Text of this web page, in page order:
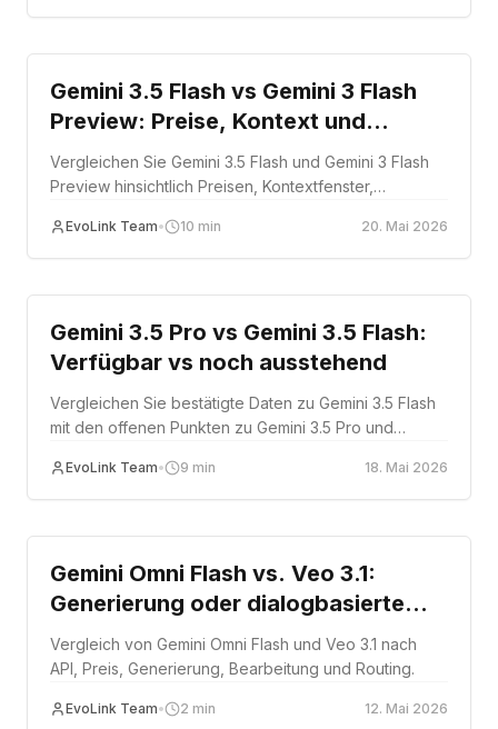
Comparison
Gemini 3.5 Flash vs Gemini 3 Flash
Preview: Preise, Kontext und
Migrationsanleitung
Vergleichen Sie Gemini 3.5 Flash und Gemini 3 Flash
Preview hinsichtlich Preisen, Kontextfenster,
Migrationszeitpunkt zu bestimmen.
EvoLink Team• 10 min 20. Mai 2026
Comparison
Gemini 3.5 Pro vs Gemini 3.5 Flash:
Verfügbar vs noch ausstehend
Vergleichen Sie bestätigte Daten zu Gemini 3.5 Flash
mit den offenen Punkten zu Gemini 3.5 Pro und
EvoLink Team• 9 min 18. Mai 2026
Comparison
Gemini Omni Flash vs. Veo 3.1:
Generierung oder dialogbasierte
Bearbeitung?
Vergleich von Gemini Omni Flash und Veo 3.1 nach
API, Preis, Generierung, Bearbeitung und Routing.
EvoLink Team• 2 min 12. Mai 2026